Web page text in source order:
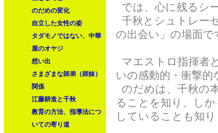
のだめの変化
自立した女性の姿
タダモノではない、中華
屋のオヤジ
想い出
さまざまな師弟（師妹）
関係
江藤耕造と千秋
教育の方法、指導法につ
いての寄り道
では、心に残るシ
千秋とシュトレー
の出会い」の場面で
マエストロ指揮者
いの感動的・衝撃
のだめは、千秋の
ることを知り、し
していることも知